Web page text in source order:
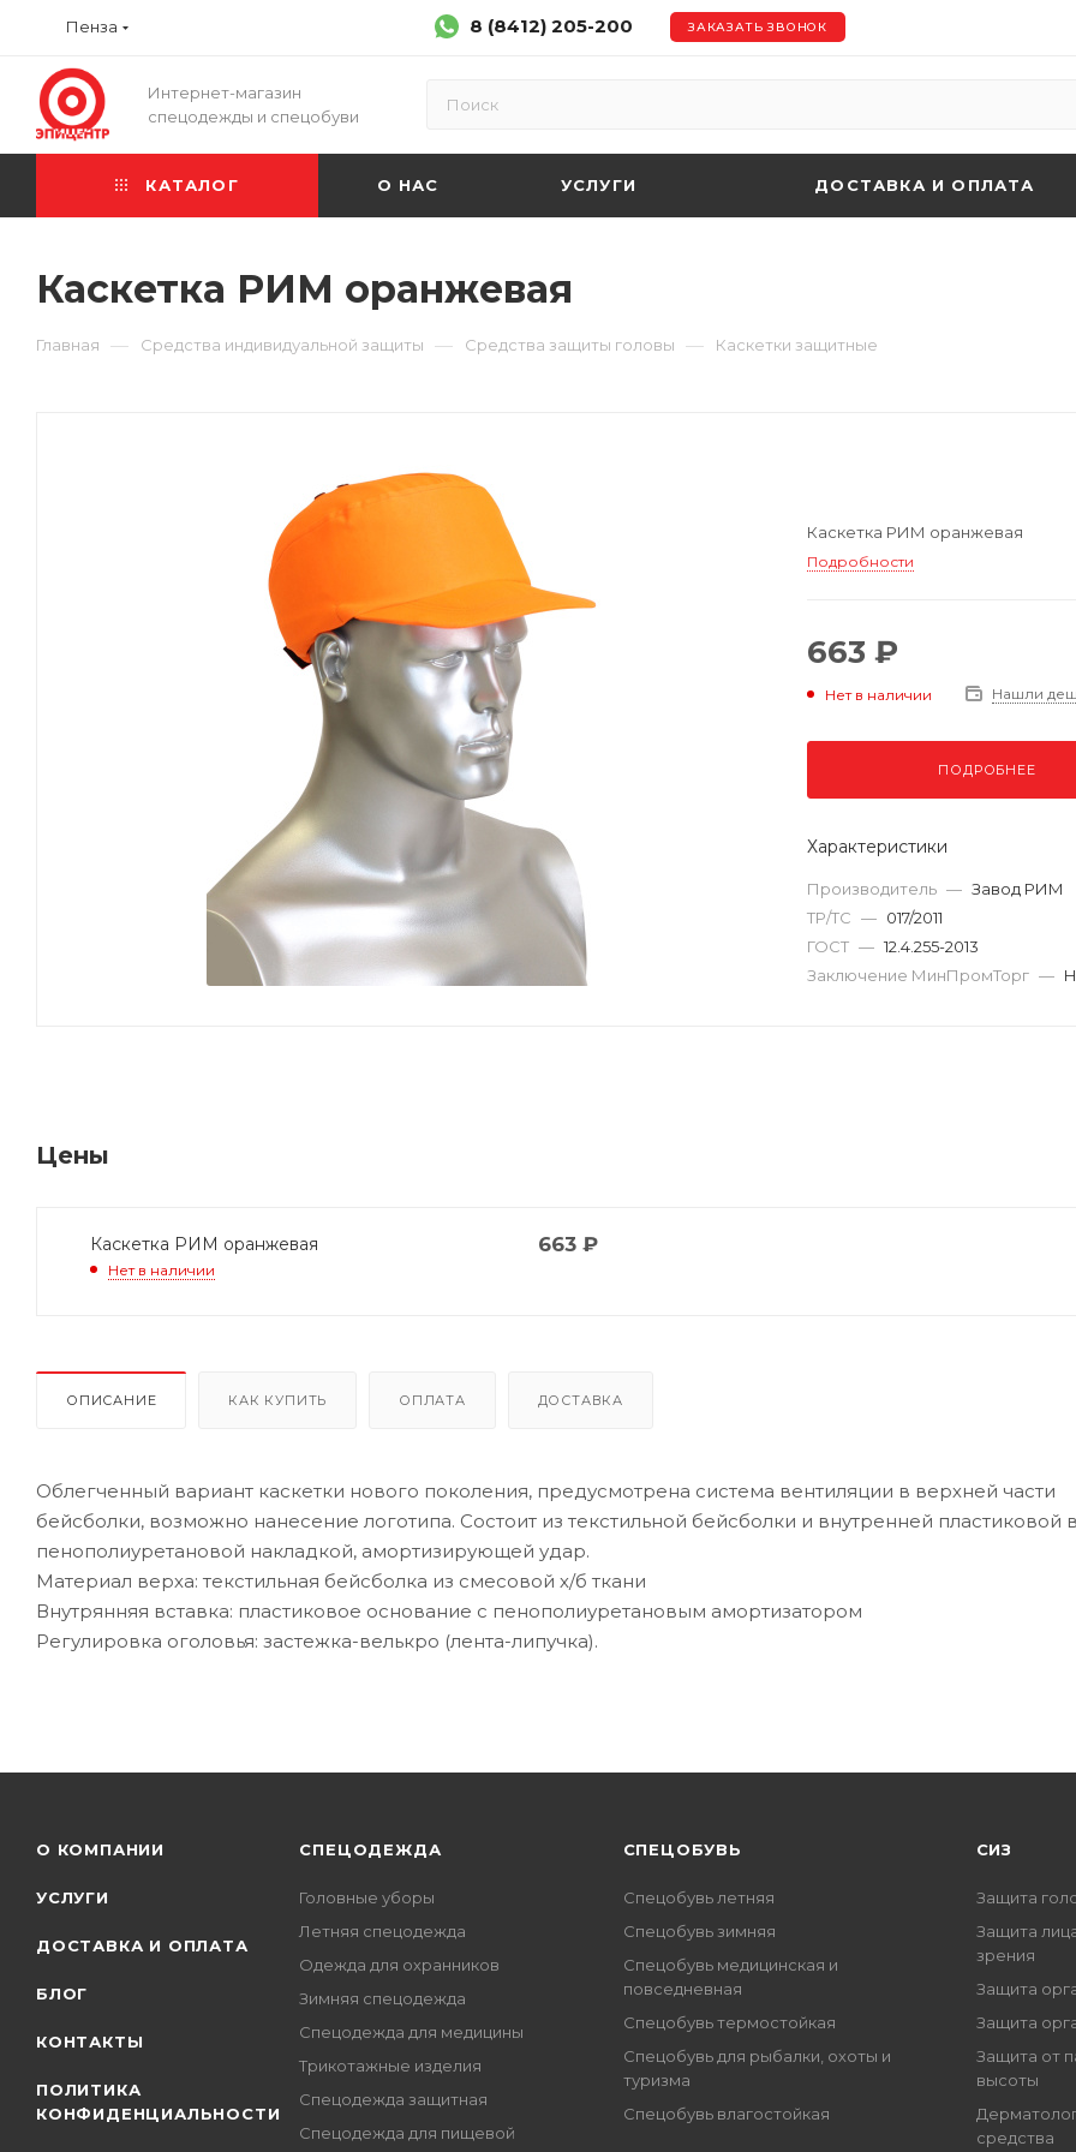
Пенза 8 (8412) 205-200 ЗАКАЗАТЬ ЗВОНОК
Интернет-магазин
спецодежды и спецобуви
КАТАЛОГ О НАС УСЛУГИ ДОСТАВКА И ОПЛАТА
Каскетка РИМ оранжевая
Главная — Средства индивидуальной защиты — Средства защиты головы — Каскетки защитные
Каскетка РИМ оранжевая
Подробности
663 ₽
Нет в наличии Нашли
ПОДРОБНЕЕ
Характеристики
Производитель — Завод РИМ
ТР/ТС — 017/2011
ГОСТ — 12.4.255-2013
Заключение МинПромТорг —
Цены
Каскетка РИМ оранжевая
Нет в наличии
663₽
ОПИСАНИЕ КАК КУПИТЬ ОПЛАТА ДОСТАВКА
Облегченный вариант каскетки нового поколения, предусмотрена система вентиляции в верхней части
бейсболки, возможно нанесение логотипа. Состоит из текстильной бейсболки и внутренней пластиковой
пенополиуретановой накладкой, амортизирующей удар.
Материал верха: текстильная бейсболка из смесовой х/б ткани
Внутрянняя вставка: пластиковое основание с пенополиуретановым амортизатором
Регулировка оголовья: застежка-велькро (лента-липучка).
О КОМПАНИИ
УСЛУГИ
ДОСТАВКА И ОПЛАТА
БЛОГ
КОНТАКТЫ
ПОЛИТИКА
КОНФИДЕНЦИАЛЬНОСТИ
СПЕЦОДЕЖДА
Головные уборы
Летняя спецодежда
Одежда для охранников
Зимняя спецодежда
Спецодежда для медицины
Трикотажные изделия
Спецодежда защитная
Спецодежда для пищевой
CПЕЦОБУВЬ
Спецобувь летняя
Спецобувь зимняя
Спецобувь медицинская и
повседневная
Спецобувь термостойкая
Спецобувь для рыбалки, охоты и
туризма
Спецобувь влагостойкая
СИЗ
Защита
Защита
зрения
Защита
Защита
Защита от
высоты
средства